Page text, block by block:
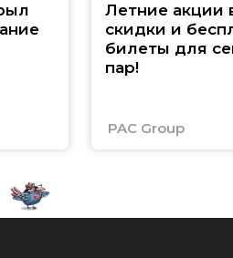
Летние акции
скидки и
билеты для
пар!
PAC Group